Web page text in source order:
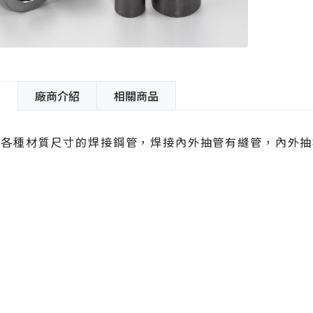
廠商介紹 相關商品
種材質尺寸的焊接鋼管，焊接內外抽管有縫管，內外抽